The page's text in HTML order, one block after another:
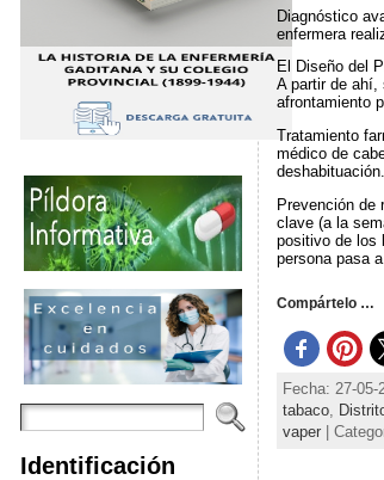
Identificación
Diagnóstico
enfermera
El Diseño del
A partir de ahí,
afrontamiento
Tratamiento
médico de
Prevención de
clave (a la
positivo de los
persona pasa
Compártelo …
Fecha: 27-
tabaco,
vaper|